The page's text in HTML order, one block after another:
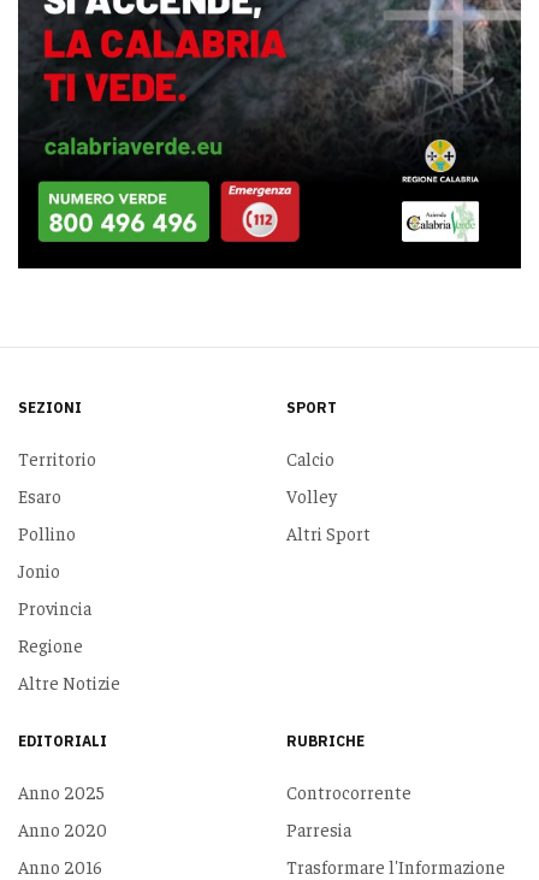
SEZIONI
Territorio
Esaro
Pollino
Jonio
Provincia
Regione
Altre Notizie
SPORT
Calcio
Volley
Altri Sport
EDITORIALI
Anno 2025
Anno 2020
Anno 2016
RUBRICHE
Controcorrente
Parresia
Trasformare l'Informazione